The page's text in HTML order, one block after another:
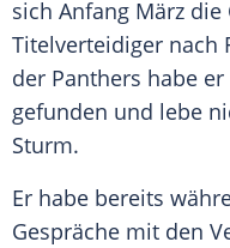
sich Anfang März
Titelverteidiger nach
der Panthers habe
gefunden und lebe
Sturm.
Er habe bereits
Gespräche mit den